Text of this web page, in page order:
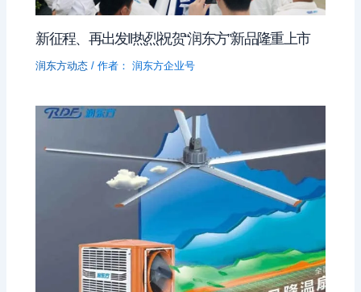
新征程、再出发‖热烈祝贺“润东方”新品隆重上市
润东方动态 / 作者： 润东方企业号